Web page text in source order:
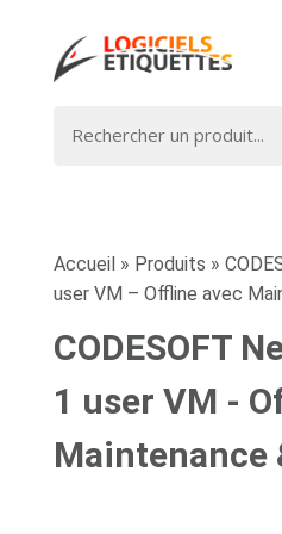
Accueil » Produits »
user VM – Offline avec
CODESOFT
1 user VM -
Maintenance